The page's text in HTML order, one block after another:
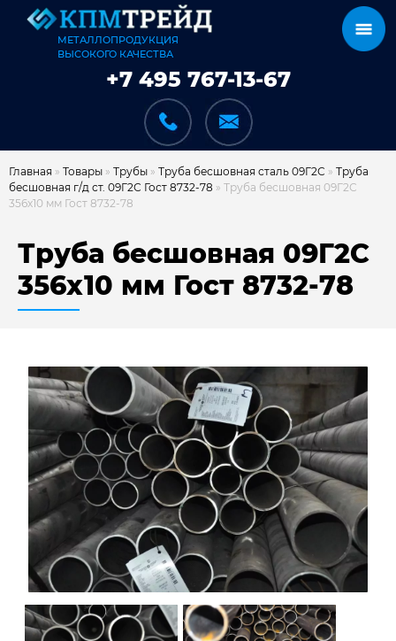
МЕТАЛЛОПРОДУКЦИЯ
ВЫСОКОГО КАЧЕСТВА
+7 495 767-13-67
ДОСТАВКА И ОПЛАТА
НАШИ ОБЪЕКТЫ
ОТЗЫВЫ
О НАС
БЛОГ
КОНТАКТЫ
Главная » Товары » Трубы » Труба бесшовная сталь 09Г2С » Труба
бесшовная г/д ст. 09Г2С Гост 8732-78 » Труба бесшовная 09Г2С
356х10 мм Гост 8732-78
Труба бесшовная 09Г2С
356х10 мм Гост 8732-78